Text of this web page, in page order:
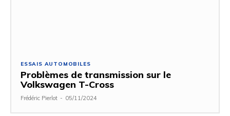
ESSAIS AUTOMOBILES
Problèmes de transmission sur le
Volkswagen T-Cross
Frédéric Pierlot - 05/11/2024